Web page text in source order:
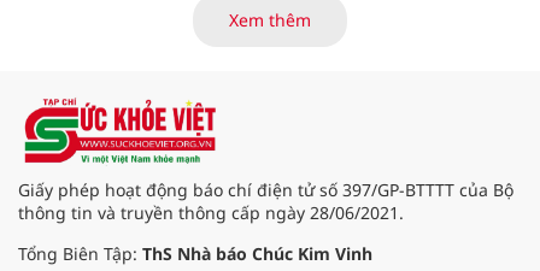
hội Sầu riêng Đắk Lắk năm 2026 có
chủ đề “Sầu riêng Đắk Lắk – Kết nối
Xem thêm
Giấy phép hoạt động báo chí điện tử số 397/GP-BTTTT của Bộ
thông tin và truyền thông cấp ngày 28/06/2021.
Tổng Biên Tập: ThS Nhà báo Chúc Kim Vinh